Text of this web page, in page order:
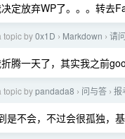
定放弃WP了。。。转去
topic by0x1D › Markdown › 请
腾一天了，其实我之前
topic bypandada8 › 问与答 › 报
是不会，不过会很孤独，